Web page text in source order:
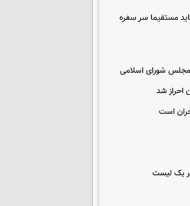
مستقیما سر سفره
مجلس شورای اسلامی
است
یک لیست